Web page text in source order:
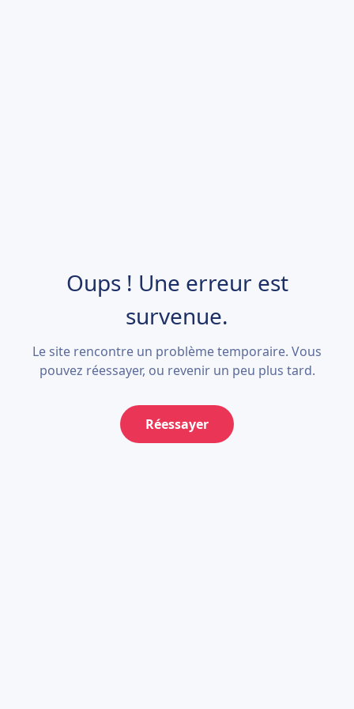
Oups ! Une erreur est
survenue.
Le site rencontre un problème temporaire. Vous
pouvez réessayer, ou revenir un peu plus tard.
Réessayer